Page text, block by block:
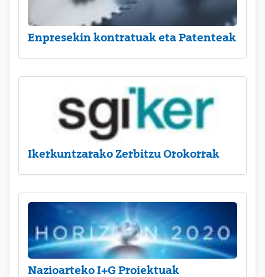
Enpresekin kontratuak eta Patenteak
Ikerkuntzarako Zerbitzu Orokorrak
Nazioarteko I+G Proiektuak